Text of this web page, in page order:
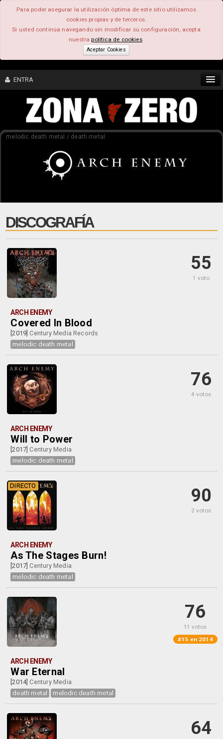
Para poder asegurar la utilización óptima de este sitio utilizamos
cookies propias y de terceros.
Si usted continúa navegando sin modificar su configuración, acepta
nuestrapolítica de cookies.
Aceptar Cookies
ENTRA
CONTENIDO
FEEEDBACK
melodic death metal / death metal
DISCOGRAFÍA
55
1 voto
ARCH ENEMY
Covered In Blood
[2019] Century Media Records
melodic death metal
76
4 votos
ARCH ENEMY
Will to Power
[2017] Century Media
melodic death metal
90
2 votos
DIRECTO
ARCH ENEMY
As The Stages Burn!
[2017] Century Media
melodic death metal
76
11 votos
#15 en 2014
ARCH ENEMY
War Eternal
[2014] Century Media
death metal
melodic death metal
64